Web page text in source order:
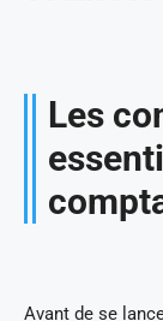
Les
Avant de se